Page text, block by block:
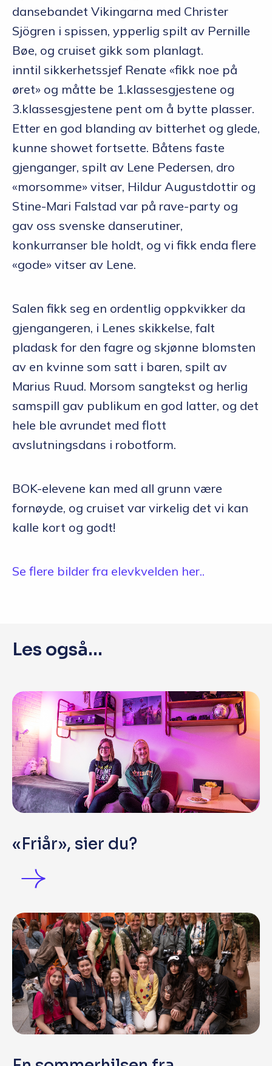
dansebandet Vikingarna med Christer
Sjögren i spissen, ypperlig spilt av Pernille
Bøe, og cruiset gikk som planlagt.
inntil sikkerhetssjef Renate «fikk noe på
øret» og måtte be 1.klassesgjestene og
3.klassesgjestene pent om å bytte plasser.
Etter en god blanding av bitterhet og glede,
kunne showet fortsette. Båtens faste
gjenganger, spilt av Lene Pedersen, dro
«morsomme» vitser, Hildur Augustdottir og
Stine-Mari Falstad var på rave-party og
gav oss svenske danserutiner,
konkurranser ble holdt, og vi fikk enda flere
«gode» vitser av Lene.
Salen fikk seg en ordentlig oppkvikker da
gjengangeren, i Lenes skikkelse, falt
pladask for den fagre og skjønne blomsten
av en kvinne som satt i baren, spilt av
Marius Ruud. Morsom sangtekst og herlig
samspill gav publikum en god latter, og det
hele ble avrundet med flott
avslutningsdans i robotform.
BOK-elevene kan med all grunn være
fornøyde, og cruiset var virkelig det vi kan
kalle kort og godt!
Se flere bilder fra elevkvelden her..
Les også...
«Friår», sier du?